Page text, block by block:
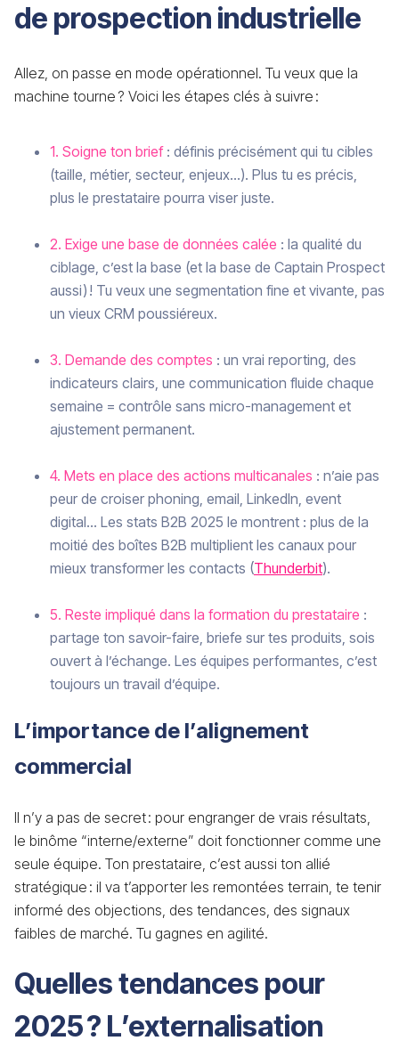
de prospection industrielle
Allez, on passe en mode opérationnel. Tu veux que la
machine tourne ? Voici les étapes clés à suivre :
1. Soigne ton brief: définis précisément qui tu cibles
(taille, métier, secteur, enjeux…). Plus tu es précis,
plus le prestataire pourra viser juste.
2. Exige une base de données calée : la qualité du
ciblage, c’est la base (et la base de Captain Prospect
aussi) ! Tu veux une segmentation fine et vivante, pas
un vieux CRM poussiéreux.
3. Demande des comptes : un vrai reporting, des
indicateurs clairs, une communication fluide chaque
semaine = contrôle sans micro-management et
ajustement permanent.
4. Mets en place des actions multicanales : n’aie pas
peur de croiser phoning, email, LinkedIn, event
digital… Les stats B2B 2025 le montrent : plus de la
moitié des boîtes B2B multiplient les canaux pour
mieux transformer les contacts (Thunderbit).
5. Reste impliqué dans la formation du prestataire :
partage ton savoir-faire, briefe sur tes produits, sois
ouvert à l’échange. Les équipes performantes, c’est
toujours un travail d’équipe.
L’importance de l’alignement
commercial
Il n’y a pas de secret : pour engranger de vrais résultats,
le binôme “interne/externe” doit fonctionner comme une
seule équipe. Ton prestataire, c’est aussi ton allié
stratégique : il va t’apporter les remontées terrain, te tenir
informé des objections, des tendances, des signaux
faibles de marché. Tu gagnes en agilité.
Quelles tendances pour
2025 ? L’externalisation